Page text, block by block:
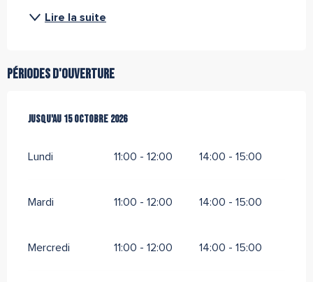
Lire la suite
Périodes d'ouverture
Du21 avril 2026au15 octobre 2026
Jusqu'au 15 octobre 2026
Lundi 11:00 - 12:00 14:00 - 15:00
Mardi 11:00 - 12:00 14:00 - 15:00
Mercredi 11:00 - 12:00 14:00 - 15:00